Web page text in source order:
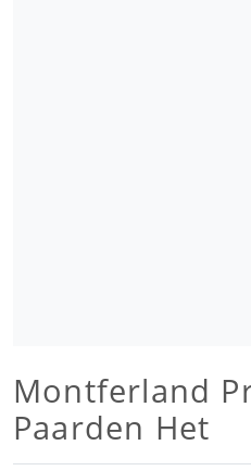
Montferland
Paarden Het